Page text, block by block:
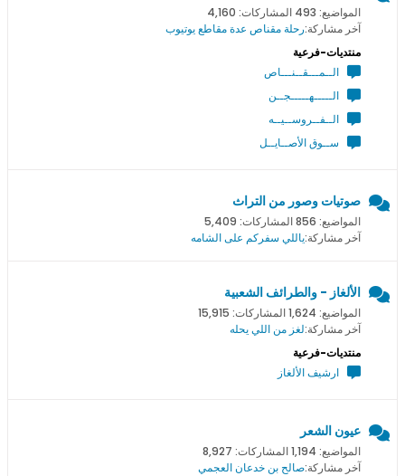
المواضيع: 493 المشاركات: 4,160
آخر مشاركة:رحلة مقناص عدة مقاطع يوتيوب
منتديات-فرعية
الــمـــقــنـــاص
الـــــهـــــجــن
الــفــروســيــه
ســوق الأصــايــل
صوتيات وصور من التراث
المواضيع: 856 المشاركات: 5,409
آخر مشاركة:ياللي سفركم على الشامه
الألغاز - والطرائف الشعبية
المواضيع: 1,624 المشاركات: 15,915
آخر مشاركة:لغز من اللي يحله
منتديات-فرعية
ارشيف الألغاز
عيون الشعر
المواضيع: 1,194 المشاركات: 8,927
آخر مشاركة:صالح بن خدعان العجمي